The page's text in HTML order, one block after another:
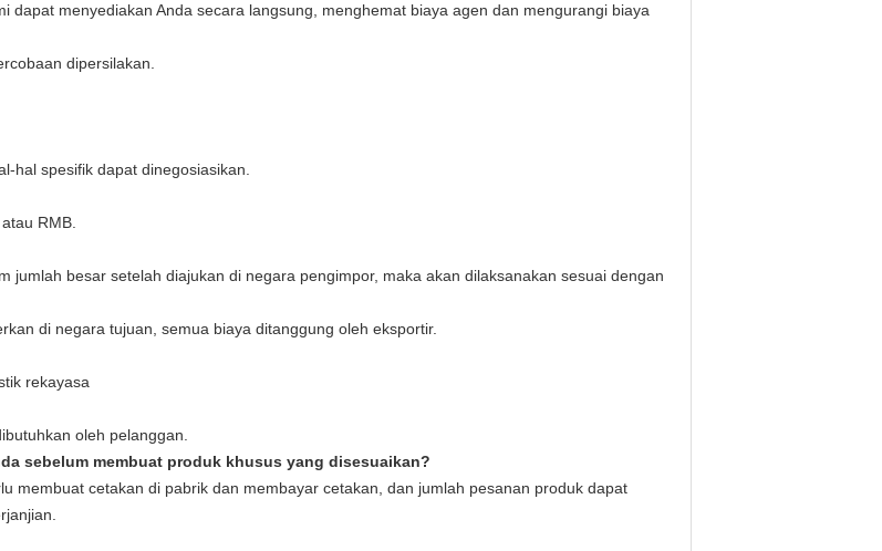
dapat menyediakan Anda secara langsung, menghemat biaya agen dan mengurangi biaya
dipersilakan.
hal spesifik dapat dinegosiasikan.
RMB.
jumlah besar setelah diajukan di negara pengimpor, maka akan dilaksanakan sesuai dengan
di negara tujuan, semua biaya ditanggung oleh eksportir.
rekayasa
oleh pelanggan.
sebelum membuat produk khusus yang disesuaikan?
membuat cetakan di pabrik dan membayar cetakan, dan jumlah pesanan produk dapat